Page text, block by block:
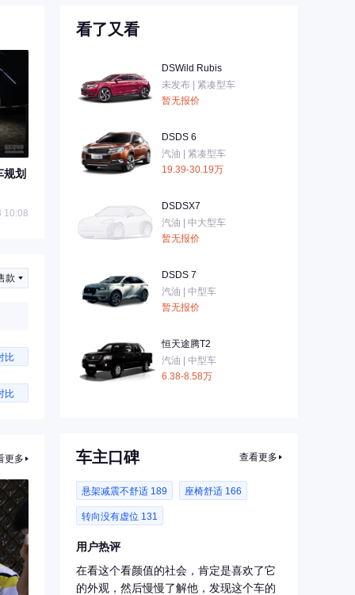
划
10:08
款
比
比
更多
看了又看
DSWild Rubis
未发布 | 紧凑型车
暂无报价
DSDS 6
汽油 | 紧凑型车
19.39-30.19万
DSDSX7
汽油 | 中大型车
暂无报价
DSDS 7
汽油 | 中型车
暂无报价
恒天途腾T2
汽油 | 中型车
6.38-8.58万
车主口碑 查看更多
悬架减震不舒适 189 座椅舒适 166
转向没有虚位 131
用户热评
在看这个看颜值的社会，肯定是喜欢了它
的外观，然后慢慢了解他，发现这个车的